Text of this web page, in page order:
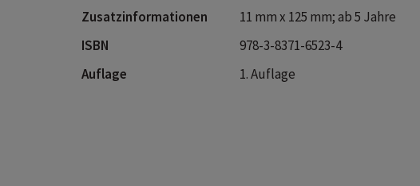
Zusatzinformationen
11 mm x 125 mm; ab 5 Jahre
ISBN
978-3-8371-6523-4
Auflage
1. Auflage